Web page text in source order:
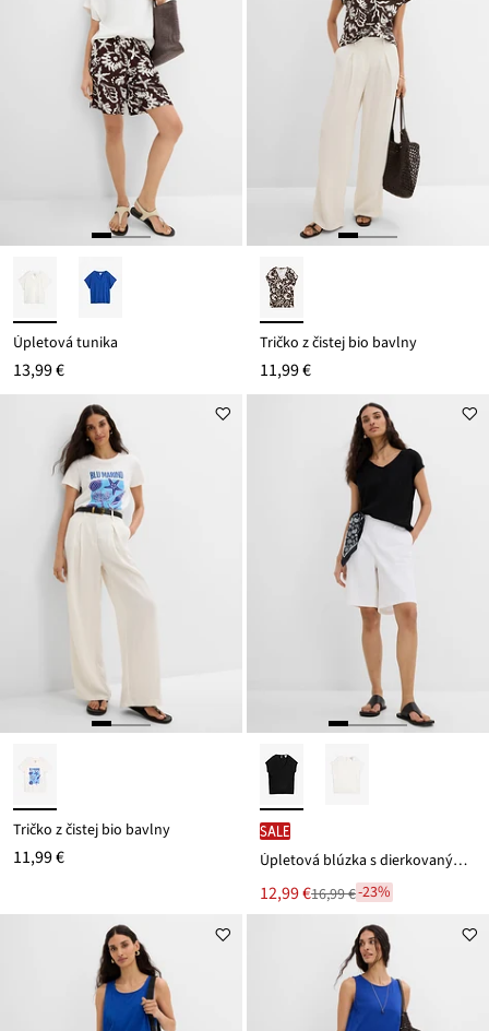
Úpletová tunika
13,99 €
Tričko z čistej bio bavlny
11,99 €
Tričko z čistej bio bavlny
11,99 €
SALE
Úpletová blúzka s dierkovaným vzorom
Nová
cena
12,99 €
Zľava 16,99 €-23%